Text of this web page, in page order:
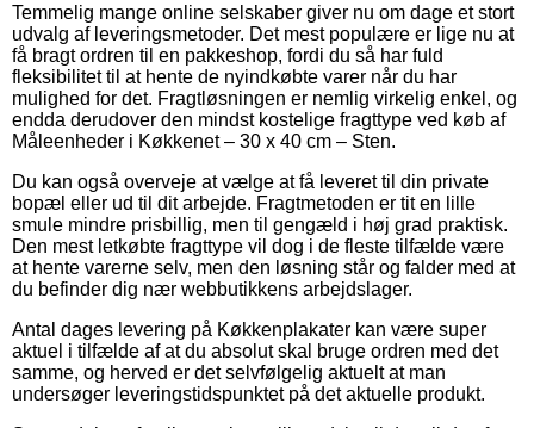
Temmelig mange online selskaber giver nu om dage et stort
udvalg af leveringsmetoder. Det mest populære er lige nu at
få bragt ordren til en pakkeshop, fordi du så har fuld
fleksibilitet til at hente de nyindkøbte varer når du har
mulighed for det. Fragtløsningen er nemlig virkelig enkel, og
endda derudover den mindst kostelige fragttype ved køb af
Måleenheder i Køkkenet – 30 x 40 cm – Sten.
Du kan også overveje at vælge at få leveret til din private
bopæl eller ud til dit arbejde. Fragtmetoden er tit en lille
smule mindre prisbillig, men til gengæld i høj grad praktisk.
Den mest letkøbte fragttype vil dog i de fleste tilfælde være
at hente varerne selv, men den løsning står og falder med at
du befinder dig nær webbutikkens arbejdslager.
Antal dages levering på Køkkenplakater kan være super
aktuel i tilfælde af at du absolut skal bruge ordren med det
samme, og herved er det selvfølgelig aktuelt at man
undersøger leveringstidspunktet på det aktuelle produkt.